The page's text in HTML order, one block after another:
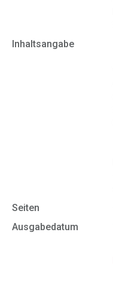
Inhaltsangabe
Seiten
Ausgabedatum